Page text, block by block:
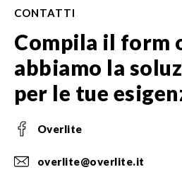
CONTATTI
Compila il form
abbiamo la
per le tue
Overlite
overlite@overlite.it